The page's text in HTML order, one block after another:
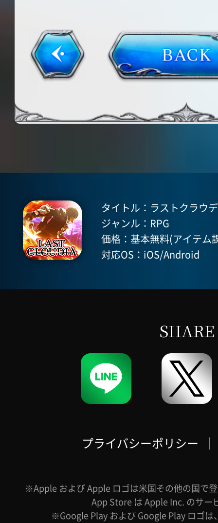
タイトル：ラストクラウ
ジャンル：RPG
価格：基本無料(アイテム
対応OS：iOS/Android
SHARE
プライバシーポリシー ｜
※Apple および Apple ロゴは米国その他の国で
App Store は Apple Inc. のサー
※Google Play および Google Play ロゴは